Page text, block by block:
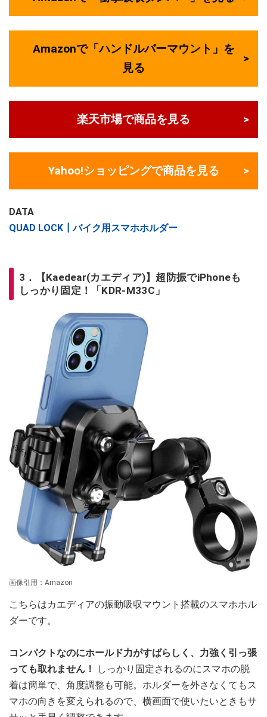
Amazonで「ハンドルバーマウント」を
見る
楽天市場で商品を見る
Yahoo!ショッピングで商品を見る
DATA
QUAD LOCK┃バイク用スマホホルダー
3．【Kaedear(カエディア)】超防振でiPhoneも
しっかり固定！「KDR-M33C」
画像引用：Amazon
こちらはカエディアの振動吸収マウント搭載のスマホホル
ダーです。
コンパクトなのにホールド力がすばらしく、力強く引っ張
っても取れません！
しっかり固定されるのにスマホの脱
着は簡単で、角度調整も可能。ホルダーを外さなくてもス
マホの向きを変えられるので、横画面で使いたいときもサ